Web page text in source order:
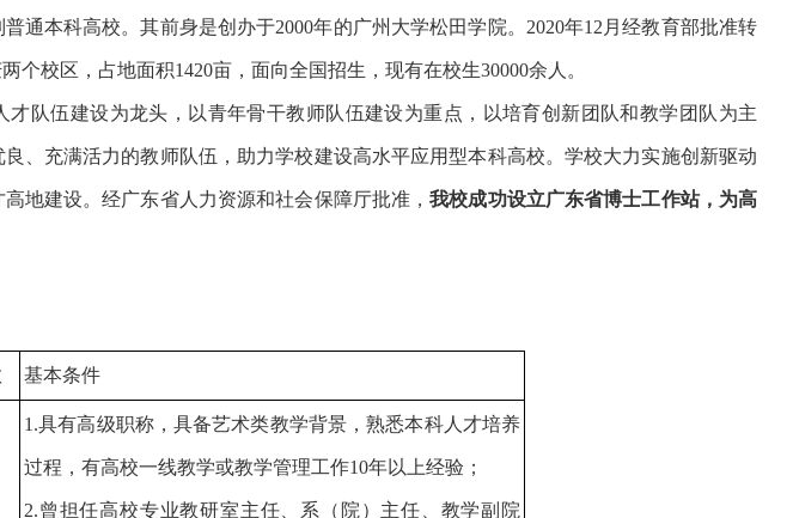
通本科高校。其前身是创办于2000年的广州大学松田学院。2020年12月经教育部批准转
校区，占地面积1420亩，面向全国招生，现有在校生30000余人。
才队伍建设为龙头，以青年骨干教师队伍建设为重点，以培育创新团队和教学团队为主
、充满活力的教师队伍，助力学校建设高水平应用型本科高校。学校大力实施创新驱动
地建设。经广东省人力资源和社会保障厅批准，我校成功设立广东省博士工作站，为高
基本条件
1.具有高级职称，具备艺术类教学背景，熟悉本科人才培养
过程，有高校一线教学或教学管理工作10年以上经验；
2.曾担任高校专业教研室主任、系（院）主任、教学副院